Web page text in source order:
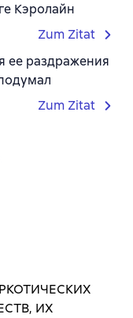
Кэролайн
Zum Zitat
ее раздражения
Zum Zitat
ИХ